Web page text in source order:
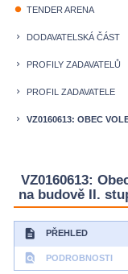
fiber_manual_record TENDER ARENA
keyboard_arrow_right DODAVATELSKÁ ČÁST
keyboard_arrow_right PROFILY ZADAVATELŮ
keyboard_arrow_right PROFIL ZADAVATELE
keyboard_arrow_right VZ0160613: OBEC
VZ0160613:
na budově II.
description PŘEHLED
find_in_page PODROBNOSTI